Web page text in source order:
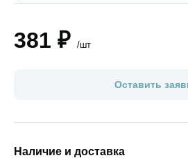
381 ₽ /шт
Оставить
Наличие и доставка